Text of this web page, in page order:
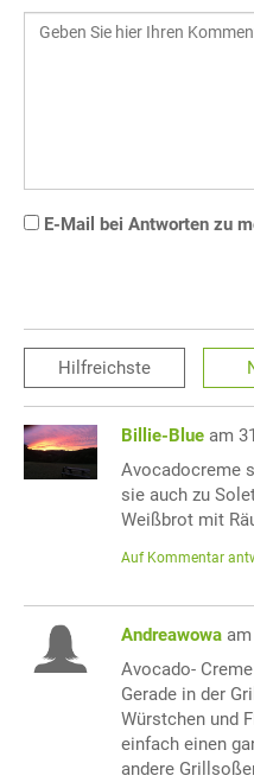
E-Mail bei Antworten zu
Hilfreichste
Billie-Blue am
Avocadocreme
sie auch zu
Weißbrot mit
Auf Kommentar
Andreawowa
Avocado-
Gerade in der
Würstchen und
einfach einen
andere